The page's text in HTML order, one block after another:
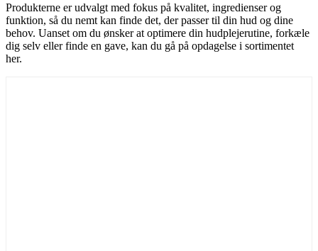
Produkterne er udvalgt med fokus på kvalitet, ingredienser og
funktion, så du nemt kan finde det, der passer til din hud og dine
behov. Uanset om du ønsker at optimere din hudplejerutine, forkæle
dig selv eller finde en gave, kan du gå på opdagelse i sortimentet
her.